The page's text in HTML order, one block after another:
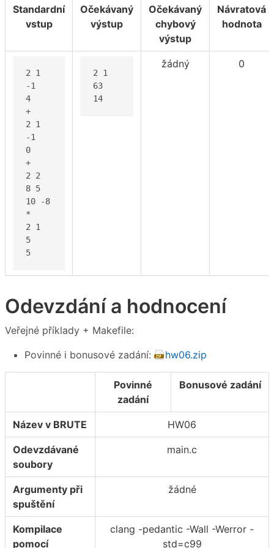
Standardní
vstup
Očekávaný
výstup
Očekávaný
chybový
výstup
Návratová
hodnota
2 1
-1
4
+
2 1
-1
0
+
2 2
8 5
10 -8
*
2 1
5
5
2 1
63
14
žádný 0
Odevzdání a hodnocení
Veřejné příklady + Makefile:
Povinné i bonusové zadání:
hw06.zip
Povinné
zadání
Bonusové zadání
Název v BRUTE HW06
Odevzdávané
soubory
main.c
Argumenty při
spuštění
žádné
Kompilace
pomocí
clang -pedantic -Wall -Werror -
std=c99